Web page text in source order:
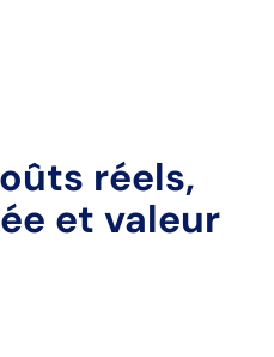
réels,
et valeur